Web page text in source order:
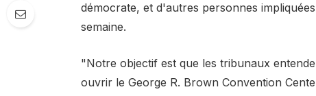
démocrate, et d'autres personnes
semaine.
"Notre objectif est que les tribunaux
ouvrir le George R. Brown Convention